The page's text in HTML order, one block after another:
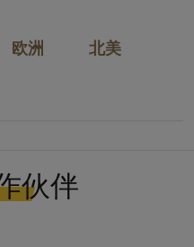
欧洲 北美
伙伴